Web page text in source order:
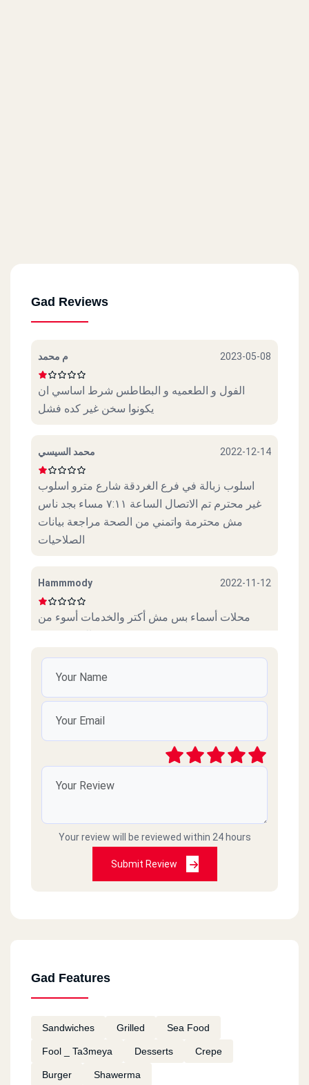
Gad Reviews
م محمد 2023-05-08
الفول و الطعميه و البطاطس شرط اساسي ان
يكونوا سخن غير كده فشل
محمد السيسي 2022-12-14
اسلوب زبالة في فرع الغردقة شارع مترو اسلوب
غير محترم تم الاتصال الساعة ٧:١١ مساء بجد ناس
مش محترمة واتمني من الصحة مراجعة بيانات
الصلاحيات
Hammmody 2022-11-12
محلات أسماء بس مش أكتر والخدمات أسوء من
محمد ابراهيم محمد
الفرع ادمي فاضي بس هو ده عيب الإدارة المصرية
فعلا حاجة تقرف 01093532250 ده رقمي
طلبنا اكل وماجاش وصارو ما يردو على التلفون
خدمة توصيل سيئة للغاية
كل شئ ممتاز
Your review will be reviewed within 24 hours
Submit Review
Gad Features
Sandwiches Grilled Sea Food
Fool _ Ta3meya Desserts Crepe
Burger Shawerma